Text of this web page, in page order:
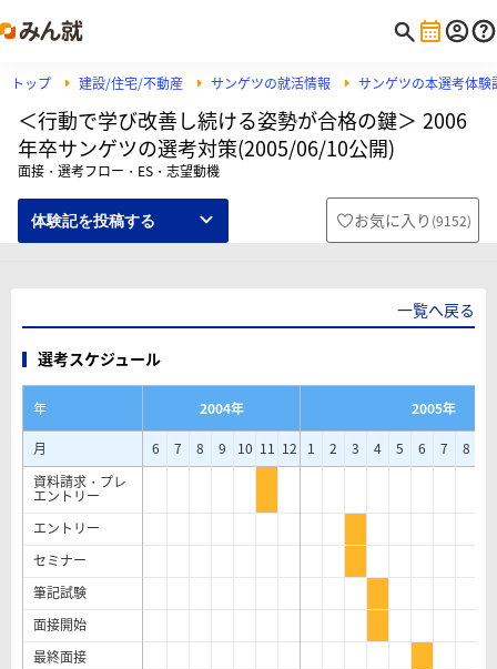
トップ 建設/住宅/不動産 サンゲツの就活情報 サンゲツの本選考体験
＜行動で学び改善し続ける姿勢が合格の鍵＞ 2006
年卒サンゲツの選考対策(2005/06/10公開)
面接・選考フロー・ES・志望動機
体験記を投稿する お気に入り (9152)
一覧へ戻る
選考スケジュール
年 2004年
2005年
月
6 7 8 9 10 11 12 1 2 3 4 5 6 7 8
資料請求・プレ
エントリー
エントリー
セミナー
筆記試験
面接開始
最終面接